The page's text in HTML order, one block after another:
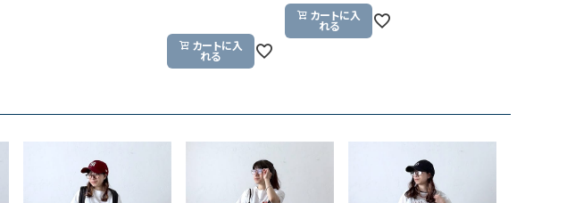
GO TO HOLLYWOOD（ゴートゥーハリウ
ッド）
G-STAR RAW（ジースターロウ）
GAIMO（ガイモ）
UNIVERSAL OVERALL（
GRAMICCI（グラミチ）
カートに入
れる
カートに入
れる